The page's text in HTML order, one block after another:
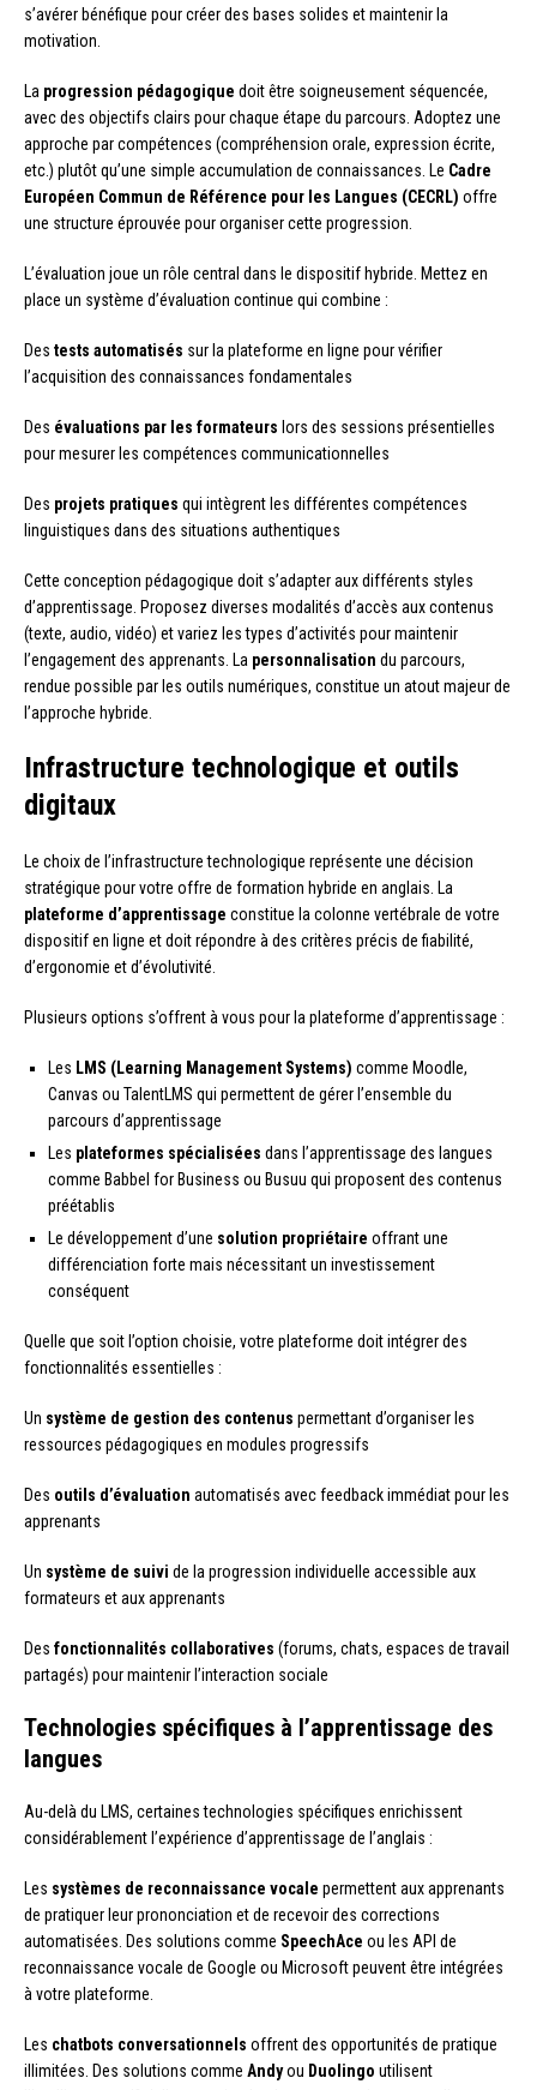
s’avérer bénéfique pour créer des bases solides et maintenir la
motivation.
La progression pédagogique doit être soigneusement séquencée,
avec des objectifs clairs pour chaque étape du parcours. Adoptez une
approche par compétences (compréhension orale, expression écrite,
etc.) plutôt qu’une simple accumulation de connaissances. Le Cadre
Européen Commun de Référence pour les Langues (CECRL) offre
une structure éprouvée pour organiser cette progression.
L’évaluation joue un rôle central dans le dispositif hybride. Mettez en
place un système d’évaluation continue qui combine :
Des tests automatisés sur la plateforme en ligne pour vérifier
l’acquisition des connaissances fondamentales
Des évaluations par les formateurs lors des sessions présentielles
pour mesurer les compétences communicationnelles
Des projets pratiques qui intègrent les différentes compétences
linguistiques dans des situations authentiques
Cette conception pédagogique doit s’adapter aux différents styles
d’apprentissage. Proposez diverses modalités d’accès aux contenus
(texte, audio, vidéo) et variez les types d’activités pour maintenir
l’engagement des apprenants. La personnalisation du parcours,
rendue possible par les outils numériques, constitue un atout majeur de
l’approche hybride.
Infrastructure technologique et outils
digitaux
Le choix de l’infrastructure technologique représente une décision
stratégique pour votre offre de formation hybride en anglais. La
plateforme d’apprentissage constitue la colonne vertébrale de votre
dispositif en ligne et doit répondre à des critères précis de fiabilité,
d’ergonomie et d’évolutivité.
Plusieurs options s’offrent à vous pour la plateforme d’apprentissage :
Les LMS (Learning Management Systems) comme Moodle,
Canvas ou TalentLMS qui permettent de gérer l’ensemble du
parcours d’apprentissage
Les plateformes spécialisées dans l’apprentissage des langues
comme Babbel for Business ou Busuu qui proposent des contenus
préétablis
Le développement d’une solution propriétaire offrant une
différenciation forte mais nécessitant un investissement
conséquent
Quelle que soit l’option choisie, votre plateforme doit intégrer des
fonctionnalités essentielles :
Un système de gestion des contenus permettant d’organiser les
ressources pédagogiques en modules progressifs
Des outils d’évaluation automatisés avec feedback immédiat pour les
apprenants
Un système de suivi de la progression individuelle accessible aux
formateurs et aux apprenants
Des fonctionnalités collaboratives (forums, chats, espaces de travail
partagés) pour maintenir l’interaction sociale
Technologies spécifiques à l’apprentissage des
langues
Au-delà du LMS, certaines technologies spécifiques enrichissent
considérablement l’expérience d’apprentissage de l’anglais :
Les systèmes de reconnaissance vocale permettent aux apprenants
de pratiquer leur prononciation et de recevoir des corrections
automatisées. Des solutions comme SpeechAce ou les API de
reconnaissance vocale de Google ou Microsoft peuvent être intégrées
à votre plateforme.
Les chatbots conversationnels offrent des opportunités de pratique
illimitées. Des solutions comme Andyou Duolingo utilisent